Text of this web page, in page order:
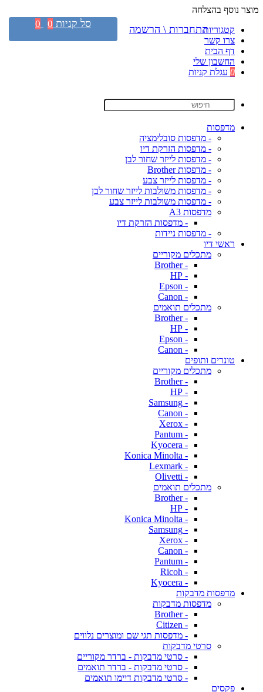
מוצר נוסף בהצלחה
קטגוריות
צרו קשר
דף הבית
החשבון שלי
0 עגלת קניות
מדפסות
- מדפסות סובלימציה
- מדפסות הזרקת דיו
- מדפסות לייזר שחור לבן
- מדפסות Brother
- מדפסות לייזר צבע
- מדפסות משולבות לייזר שחור לבן
- מדפסות משולבות לייזר צבע
מדפסות A3
- מדפסות הזרקת דיו
- מדפסות ניידות
ראשי דיו
מתכלים מקוריים
- Brother
- HP
- Epson
- Canon
מתכלים תואמים
- Brother
- HP
- Epson
- Canon
טונרים ותופים
מתכלים מקוריים
- Brother
- HP
- Samsung
- Canon
- Xerox
- Pantum
- Kyocera
- Konica Minolta
- Lexmark
- Olivetti
מתכלים תואמים
- Brother
- HP
- Konica Minolta
- Samsung
- Xerox
- Canon
- Pantum
- Ricoh
- Kyocera
מדפסות מדבקות
מדפסות מדבקות
- Brother
- Citizen
- מדפסות תגי שם ומוצרים נלווים
סרטי מדבקות
- סרטי מדבקות - ברדר מקוריים
- סרטי מדבקות - ברדר תואמים
- סרטי מדבקות דיימו תואמים
פקסים
התחברות \ הרשמה סל קניות 0
0